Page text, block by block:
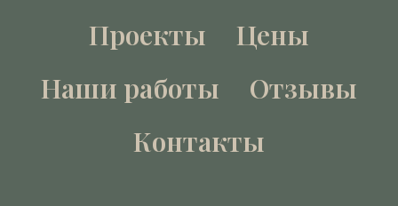
Проекты
Цены
Наши работы
Отзывы
Контакты